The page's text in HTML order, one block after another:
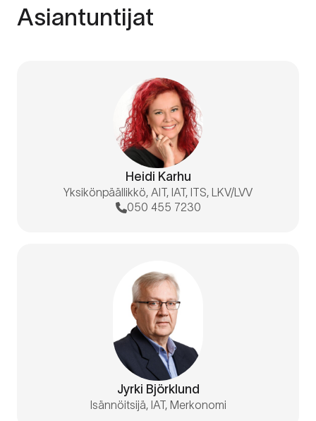
Asiantuntijat
Heidi Karhu
Yksikönpäällikkö, AIT, IAT, ITS, LKV/LVV
050 455 7230
Jyrki Björklund
Isännöitsijä, IAT, Merkonomi